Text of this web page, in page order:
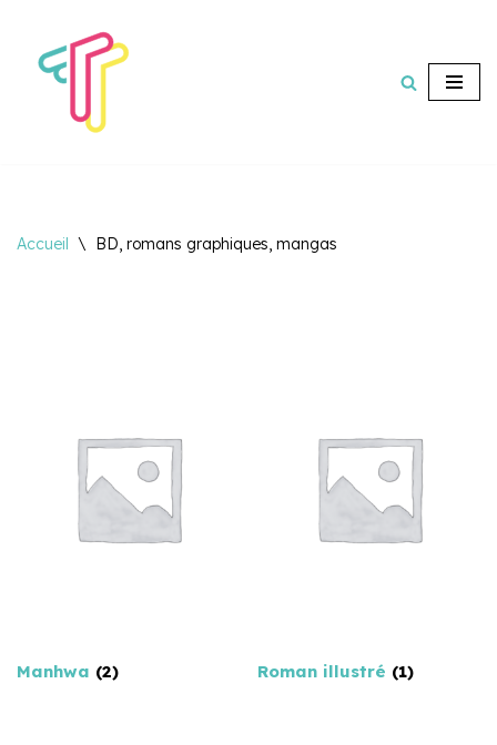
Aller
contenu
Accueil \ BD, romans graphiques, mangas
Manhwa (2) Roman illustré (1)